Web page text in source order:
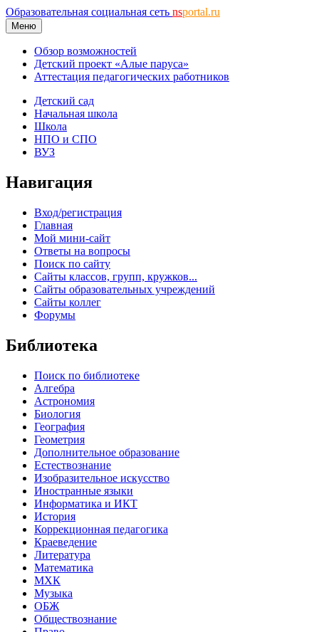
Образовательная социальная сеть nsportal.ru
Меню
Обзор возможностей
Детский проект «Алые паруса»
Аттестация педагогических работников
Детский сад
Начальная школа
Школа
НПО и СПО
ВУЗ
Навигация
Вход/регистрация
Главная
Мой мини-сайт
Ответы на вопросы
Поиск по сайту
Сайты классов, групп, кружков...
Сайты образовательных учреждений
Сайты коллег
Форумы
Библиотека
Поиск по библиотеке
Алгебра
Астрономия
Биология
География
Геометрия
Дополнительное образование
Естествознание
Изобразительное искусство
Иностранные языки
Информатика и ИКТ
История
Коррекционная педагогика
Краеведение
Литература
Математика
МХК
Музыка
ОБЖ
Обществознание